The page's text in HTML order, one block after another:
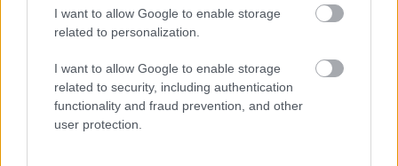
I want to allow Google to enable storage
related to personalization.
I want to allow Google to enable storage
related to security, including authentication
functionality and fraud prevention, and other
user protection.
AZ EMBERSÉG ÜNNEPE